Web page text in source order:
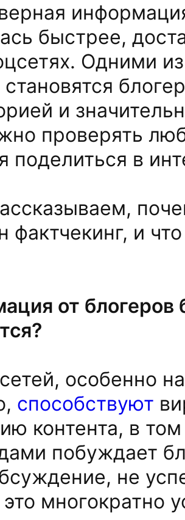
быстрее,
Одними
становятся
и
проверять
поделиться в
и
от блогеров
особенно
способствуют
контента, в
побуждает
не
многократно